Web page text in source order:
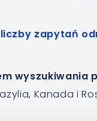
zapytań
wyszukiwania
Kanada i